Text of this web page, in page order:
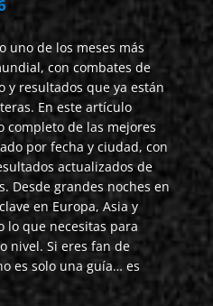
uno de los meses más
con combates de
y resultados que ya están
En este artículo
completo de las mejores
por fecha y ciudad, con
actualizados de
Desde grandes noches en
en Europa, Asia y
lo que necesitas para
nivel. Si eres fan de
es solo una guía… es